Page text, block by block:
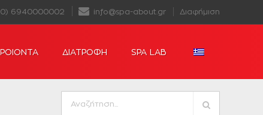
6940000002 info@spa-about.gr Διαφήμιση
ΔΙΑΤΡΟΦΗ SPA LAB